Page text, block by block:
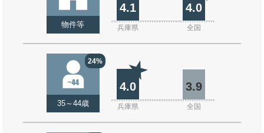
物件等
4.1 4.0
兵庫県 全国
24%
35～44歳
4.0 3.9
兵庫県 全国